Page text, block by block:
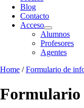
Blog
Contacto
Acceso
Alumnos
Profesores
Agentes
Home /Formulario de
Formulario